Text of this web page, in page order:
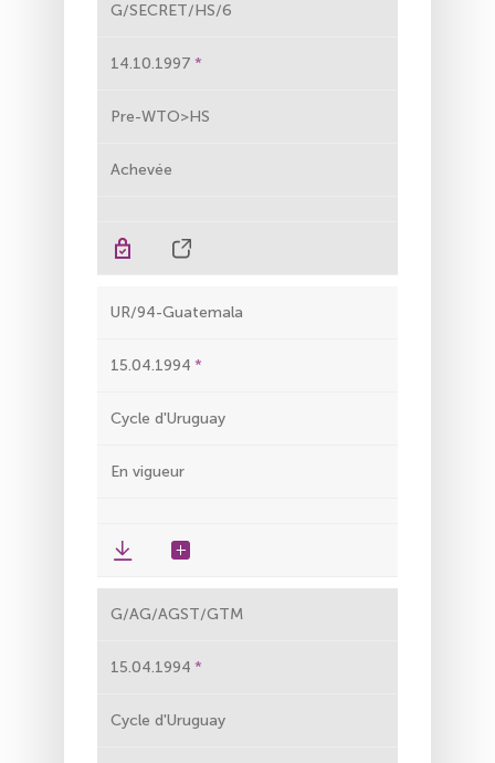
G/SECRET/HS/6
14.10.1997
Pre-WTO>HS
Achevée
UR/94-Guatemala
15.04.1994
Cycle d'Uruguay
En vigueur
G/AG/AGST/GTM
15.04.1994
Cycle d'Uruguay